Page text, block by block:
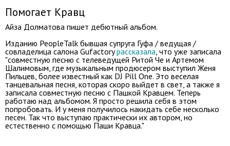
Помогает Кравц
Айза Долматова пишет дебютный альбом.
Изданию PeopleTalk бывшая супруга Гуфа / ведущая /
совладелица салона Gufactoryрассказала , что уже записала
"совместную песню с телеведущей Ритой Че и Артемом
Шалимовым, где музыкальным продюсером выступил Женя
Пильцев, более известный как DJ Pill One. Это веселая
танцевальная песня, которая скоро выйдет в свет, а также я
записала совместную песню с Пашкой Кравцем. Теперь
работаю над альбомом. Я просто решила себя в этом
попробовать. И у меня получилось накидать себе несколько
песен. Так что выступаю практически их автором, но
естественно с помощью Паши Кравца."